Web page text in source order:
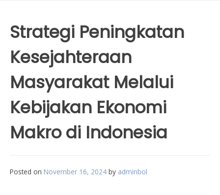
Strategi Peningkatan
Kesejahteraan
Masyarakat Melalui
Kebijakan Ekonomi
Makro di Indonesia
Posted on November 16, 2024 by adminbol